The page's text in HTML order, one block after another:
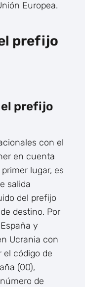
Europea.
prefijo
prefijo
con el
en cuenta
lugar, es
salida
del prefijo
destino. Por
y
Ucrania con
el código de
(00),
de